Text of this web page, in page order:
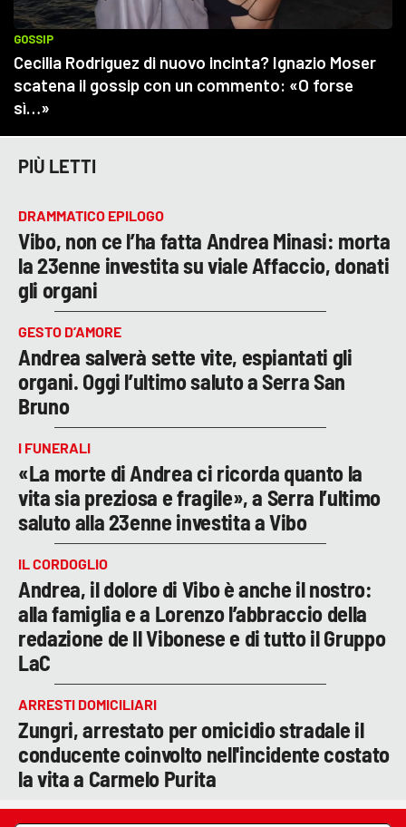
PIÙ LETTI
DRAMMATICO EPILOGO
Vibo, non ce l’ha fatta Andrea Minasi: morta
la 23enne investita su viale Affaccio, donati
gli organi
GESTO D’AMORE
Andrea salverà sette vite, espiantati gli
organi. Oggi l’ultimo saluto a Serra San
Bruno
I FUNERALI
«La morte di Andrea ci ricorda quanto la
vita sia preziosa e fragile», a Serra l’ultimo
saluto alla 23enne investita a Vibo
IL CORDOGLIO
Andrea, il dolore di Vibo è anche il nostro:
alla famiglia e a Lorenzo l’abbraccio della
redazione de Il Vibonese e di tutto il Gruppo
LaC
ARRESTI DOMICILIARI
Zungri, arrestato per omicidio stradale il
conducente coinvolto nell'incidente costato
la vita a Carmelo Purita